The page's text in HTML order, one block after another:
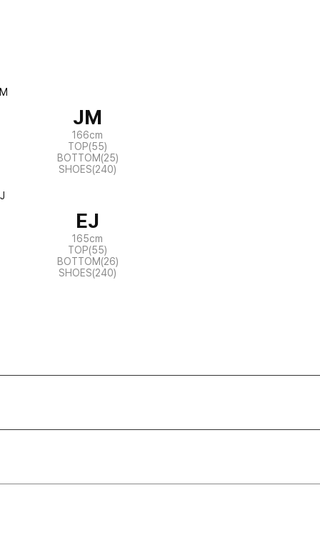
JM
166cm
TOP(55)
BOTTOM(25)
SHOES(240)
EJ
165cm
TOP(55)
BOTTOM(26)
SHOES(240)